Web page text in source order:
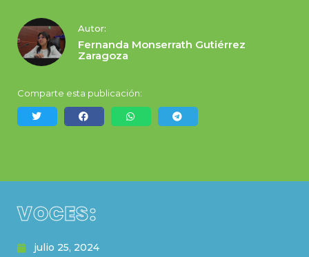
Autor:
Fernanda Monserrath Gutiérrez
Zaragoza
Comparte esta publicación:
VOCES:
julio 25, 2024